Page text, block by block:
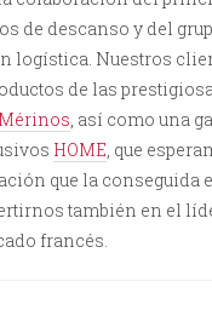
de descanso y del
logística. Nuestros
de las
Mérinos, así como una
HOME, que
que la conseguida
también en el
francés.